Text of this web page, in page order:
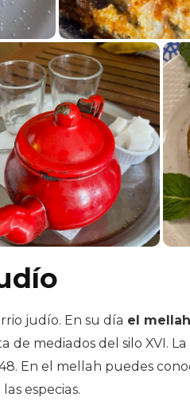
judío. En su día el
de mediados del silo XVI.
En el mellah puedes
especias.